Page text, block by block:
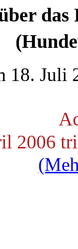
das
18. Juli
2006